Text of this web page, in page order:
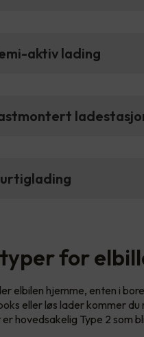
aktiv lading
for
elbilen hjemme, enten i
eller løs lader kommer
hovedsakelig Type 2 som